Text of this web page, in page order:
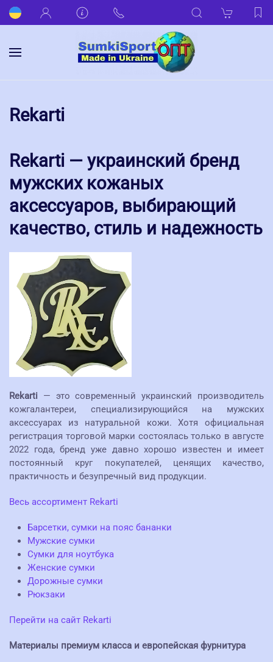
Rekarti
Rekarti — украинский бренд
мужских кожаных
аксессуаров, выбирающий
качество, стиль и надежность
Rekarti — это современный украинский производитель
кожгалантереи, специализирующийся на мужских
аксессуарах из натуральной кожи. Хотя официальная
регистрация торговой марки состоялась только в августе
2022 года, бренд уже давно хорошо известен и имеет
постоянный круг покупателей, ценящих качество,
практичность и безупречный вид продукции.
Весь ассортимент Rekarti
Барсетки, сумки на пояс бананки
Мужские сумки
Сумки для ноутбука
Женские сумки
Дорожные сумки
Рюкзаки
Перейти на сайт Rekarti
Материалы премиум класса и европейская фурнитура